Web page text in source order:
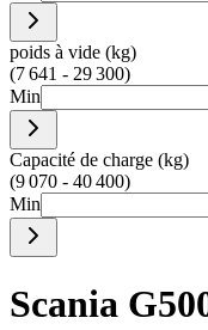
poids à vide (kg)
(7 641 - 29 300)
Min
Capacité de charge (kg)
(9 070 - 40 400)
Min
Scania